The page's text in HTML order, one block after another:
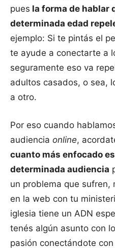
pues la forma de hablar
determinada edad
ejemplo: Si te pintás el
te ayude a conectarte a
seguramente eso va
adultos casados, o sea,
a otro.
Por eso cuando
audiencia online,
cuanto más enfocado
determinada audiencia
un problema que sufren,
en la web con tu
iglesia tiene un ADN
tenés algún asunto con
pasión conectándote